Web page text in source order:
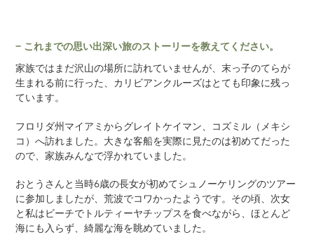
− これまでの思い出深い旅のストーリーを教えてください。
家族ではまだ沢山の場所に訪れていませんが、末っ子のてらが
生まれる前に行った、カリビアンクルーズはとても印象に残っ
ています。
フロリダ州マイアミからグレイトケイマン、コズミル（メキシ
コ）へ訪れました。大きな客船を実際に見たのは初めてだった
ので、家族みんなで浮かれていました。
おとうさんと当時6歳の長女が初めてシュノーケリングのツアー
に参加しましたが、荒波でコワかったようです。その頃、次女
と私はビーチでトルティーヤチップスを食べながら、ほとんど
海にも入らず、綺麗な海を眺めていました。